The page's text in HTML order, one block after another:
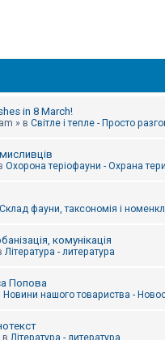
in 8 March!
» в Світле і тепле - Просто
мисливців
Охорона теріофауни - Охрана
Склад фауни, таксономія і
комунікація
Література - литература
Попова
Новини нашого товариства -
в Література - литература